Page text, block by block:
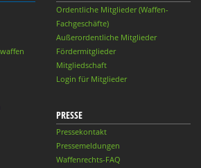
Ordentliche Mitglieder (Waffen-
Fachgeschäfte)
Außerordentliche Mitglieder
Fördermitglieder
Mitgliedschaft
Login für Mitglieder
PRESSE
Pressekontakt
Pressemeldungen
Waffenrechts-FAQ